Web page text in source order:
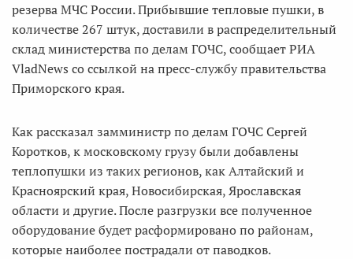
резерва МЧС России. Прибывшие тепловые пушки, в
количестве 267 штук, доставили в распределительный
склад министерства по делам ГОЧС, сообщает РИА
VladNews со ссылкой на пресс-службу правительства
Приморского края.
Как рассказал замминистр по делам ГОЧС Сергей
Коротков, к московскому грузу были добавлены
теплопушки из таких регионов, как Алтайский и
Красноярский края, Новосибирская, Ярославская
области и другие. После разгрузки все полученное
оборудование будет расформировано по районам,
которые наиболее пострадали от паводков.